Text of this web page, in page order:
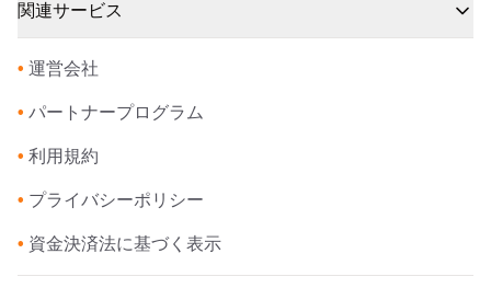
関連サービス
• 運営会社
• パートナープログラム
• 利用規約
• プライバシーポリシー
• 資金決済法に基づく表示